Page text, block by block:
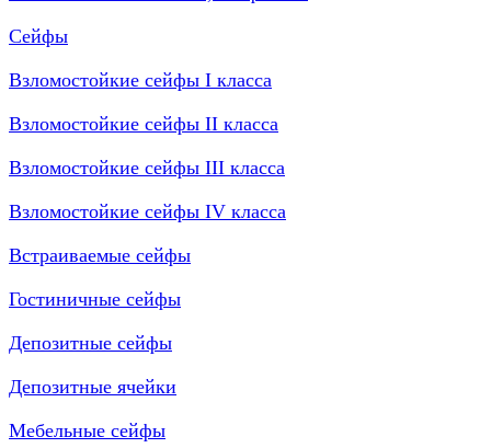
Сейфы
Взломостойкие сейфы I класса
Взломостойкие сейфы II класса
Взломостойкие сейфы III класса
Взломостойкие сейфы IV класса
Встраиваемые сейфы
Гостиничные сейфы
Депозитные сейфы
Депозитные ячейки
Мебельные сейфы